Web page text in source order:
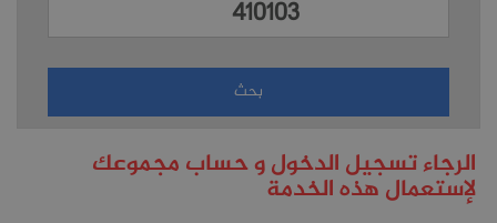
الرجاء تسجيل الدخول و حساب مجموعك
لإستعمال هذه الخدمة